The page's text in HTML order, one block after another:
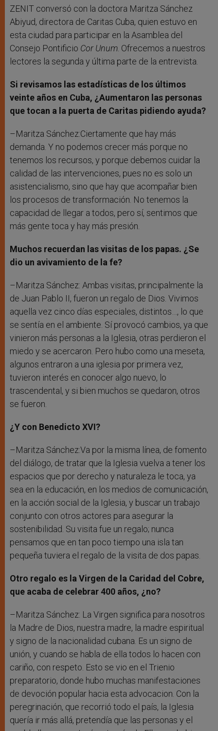
ZENIT conversó con la doctora Maritza Sánchez
Abiyud, directora de Caritas Cuba, quien estuvo en
esta ciudad para participar en la Asamblea del
Consejo Pontificio Cor Unum. Ofrecemos a nuestros
lectores la segunda y última parte de la entrevista.
Si revisamos las estadísticas de los últimos
veinte años en Cuba, ¿Aumentaron las personas
que tocan a la puerta de Caritas pidiendo ayuda?
–Maritza Sánchez:Ciertamente que hay más
demanda. Y no podemos crecer más porque no
tenemos los recursos, y porque debemos cuidar la
calidad de las intervenciones, pues no es solo un
asistencialismo, sino que hay que acompañar bien
los procesos de transformación. No tenemos la
capacidad de llegar a todos, pero sí, sentimos que
más gente toca y hay más presión.
Muchos recuerdan las visitas de los papas. ¿Se
dio un avivamiento de la fe?
–Maritza Sánchez: Ambas visitas, principalmente la
de Juan Pablo II, fueron un regalo de Dios. Vivimos
aquella vez cinco días especiales, distintos…, lo que
se sentía en el ambiente. Sí provocó cambios, ya que
vinieron más personas a la Iglesia, otras perdieron el
miedo y se acercaron. Pero hubo como una meseta,
algunos entraron a una iglesia por primera vez,
tuvieron interés en conocer algo nuevo, lo
trascendental, y si bien muchos se quedaron, otros
se fueron.
¿Y con Benedicto XVI?
–Maritza Sánchez:Va por la misma línea, de fomento
del diálogo, de tratar que la Iglesia vuelva a tener los
espacios que por derecho y naturaleza le toca, ya
sea en la educación, en los medios de comunicación,
en la acción social de la Iglesia, y buscar un trabajo
conjunto con otros actores para asegurar la
sostenibilidad. Su visita fue un regalo; nunca
pensamos que en tan poco tiempo una isla tan
pequeña tuviera el regalo de la visita de dos papas.
Otro regalo es la Virgen de la Caridad del Cobre,
que acaba de celebrar 400 años, ¿no?
–Maritza Sánchez: La Virgen significa para nosotros
la Madre de Dios, nuestra madre, la madre espiritual
y signo de la nacionalidad cubana. Es un signo de
unión, y cuando se habla de ella todos lo hacen con
cariño, con respeto. Esto se vio en el Trienio
preparatorio, donde hubo muchas manifestaciones
de devoción popular hacia esta advocacion. Con la
peregrinación, que recorrió todo el país, la Iglesia
quería ir más allá, pretendía que las personas y el